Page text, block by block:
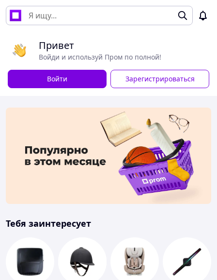
Привет
Войди и используй Пром по полной!
Войти Зарегистрироваться
Тебя заинтересует